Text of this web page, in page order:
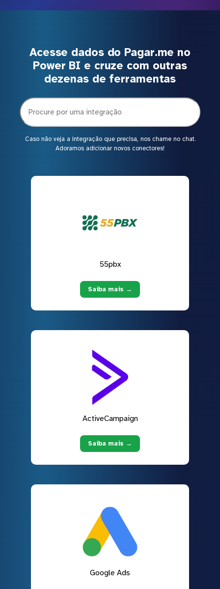
Acesse dados do Pagar.me no
Power BI e cruze com outras
dezenas de ferramentas
Caso não veja a integração que precisa, nos chame no chat.
Adoramos adicionar novos conectores!
55pbx
Saiba mais →
ActiveCampaign
Saiba mais →
Google Ads